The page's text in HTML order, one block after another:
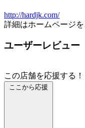
http://hardjk.com/
詳細はホームページ
ユーザーレビュー
この店舗を応援する！
ここから応援